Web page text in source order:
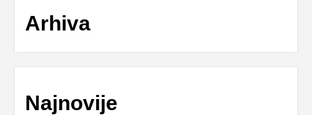
Arhiva
Najnovije